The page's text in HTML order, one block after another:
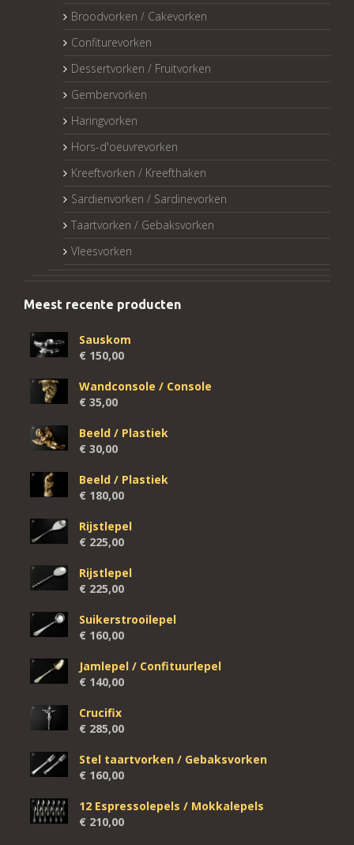
Broodvorken / Cakevorken
Confiturevorken
Dessertvorken / Fruitvorken
Gembervorken
Haringvorken
Hors-d'oeuvrevorken
Kreeftvorken / Kreefthaken
Sardienvorken / Sardinevorken
Taartvorken / Gebaksvorken
Vleesvorken
Meest recente producten
Sauskom
€ 150,00
Wandconsole / Console
€ 35,00
Beeld / Plastiek
€ 30,00
Beeld / Plastiek
€ 180,00
Rijstlepel
€ 225,00
Rijstlepel
€ 225,00
Suikerstrooilepel
€ 160,00
Jamlepel / Confituurlepel
€ 140,00
Crucifix
€ 285,00
Stel taartvorken / Gebaksvorken
€ 160,00
12 Espressolepels / Mokkalepels
€ 210,00